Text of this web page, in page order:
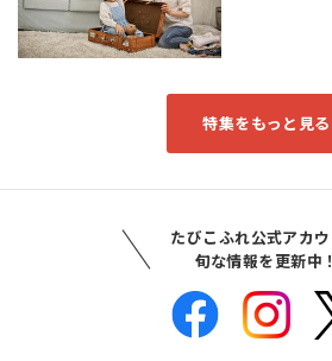
特集をもっと見る
たびこふれ公式アカ
旬な情報を更新中！